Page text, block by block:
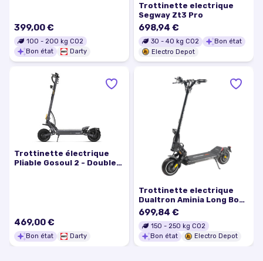
399,00 €
100 - 200 kg CO2
Bon état
Darty
Trottinette electrique
Segway Zt3 Pro
698,94 €
30 - 40 kg CO2
Bon état
Electro Depot
Trottinette électrique
Pliable Gosoul 2 - Double
469,00 €
Bon état Darty
Trottinette electrique
Dualtron Aminia Long Body
Dual Motor
699,84 €
150 - 250 kg CO2
Bon état
Electro Depot